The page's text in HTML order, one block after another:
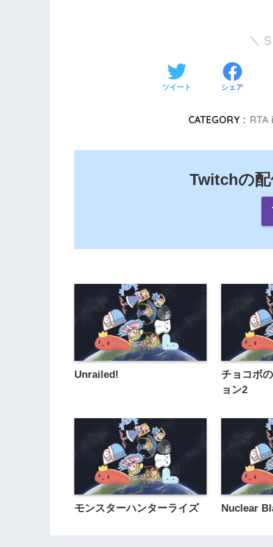
ツイート シェア
CATEGORY :
Twitchの
Unrailed!
チョコボ
ョン2
モンスターハンターライズ Nuclear